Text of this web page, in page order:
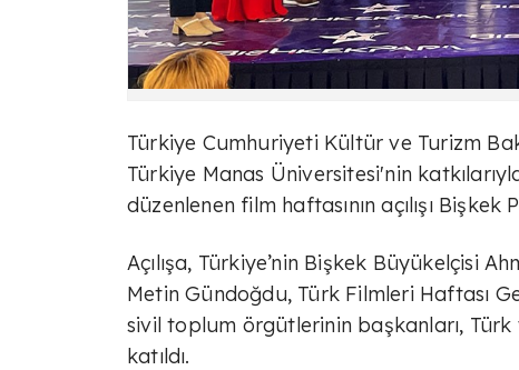
Türkiye Cumhuriyeti Kültür ve Turizm
Türkiye Manas Üniversitesi'nin
düzenlenen film haftasının açılışı
Açılışa, Türkiye’nin Bişkek Büyükelçisi
Metin Gündoğdu, Türk Filmleri Haftası
sivil toplum örgütlerinin başkanları, Türk
katıldı.